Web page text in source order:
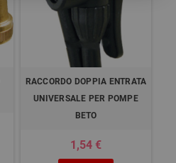
RACCORDO DOPPIA ENTRATA
UNIVERSALE PER POMPE
BETO
1,54 €